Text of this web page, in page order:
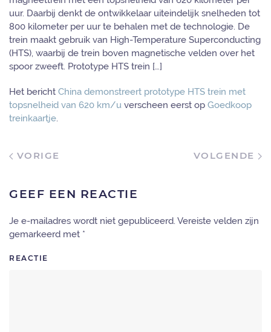
uur. Daarbij denkt de ontwikkelaar uiteindelijk snelheden tot
800 kilometer per uur te behalen met de technologie. De
trein maakt gebruik van High-Temperature Superconducting
(HTS), waarbij de trein boven magnetische velden over het
spoor zweeft. Prototype HTS trein […]
Het bericht China demonstreert prototype HTS trein met
topsnelheid van 620 km/u verscheen eerst op Goedkoop
treinkaartje.
VORIGE VOLGENDE
GEEF EEN REACTIE
Je e-mailadres wordt niet gepubliceerd. Vereiste velden zijn
gemarkeerd met *
REACTIE